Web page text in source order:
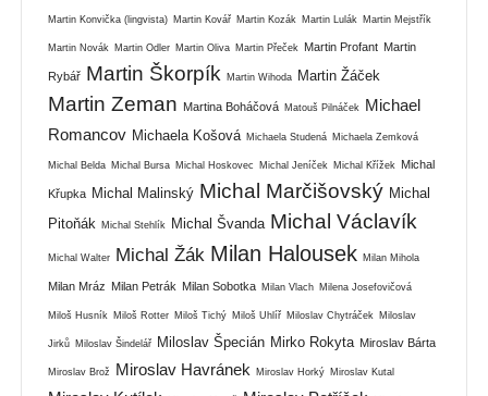
Martin Konvička (lingvista) Martin Kovář Martin Kozák Martin Lulák Martin Mejstřík
Martin Novák Martin Odler Martin Oliva Martin Přeček Martin Profant Martin
Rybář Martin Škorpík Martin Wihoda Martin Žáček
Martin Zeman Martina Boháčová Matouš Pilnáček
Michael
Romancov Michaela Košová Michaela Studená Michaela Zemková
Michal Belda Michal Bursa Michal Hoskovec Michal Jeníček Michal Křížek Michal
Křupka Michal Malinský Michal Marčišovský Michal
Pitoňák
Michal Stehlík Michal Švanda Michal Václavík
Michal Walter Michal Žák Milan Halousek Milan Mihola
Milan Mráz Milan Petrák Milan Sobotka Milan Vlach Milena Josefovičová
Miloš Husník Miloš Rotter Miloš Tichý Miloš Uhlíř Miloslav Chytráček Miloslav
Jirků Miloslav Šindelář Miloslav Špecián Mirko Rokyta Miroslav Bárta
Miroslav Brož Miroslav Havránek Miroslav Horký Miroslav Kutal